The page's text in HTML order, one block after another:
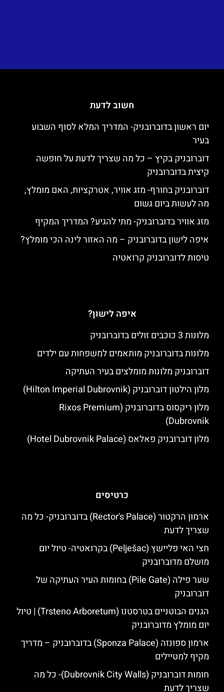
חשוב לדעת
יום ראשון בדוברובניק- המדריך המלא לסוף השבוע
בעיר
דוברובניק בקיץ – כל מה שצריך לדעת על חופשה
קיצית בדוברובניק
דוברובניק בחורף- מזג אוויר, אטרקציות, האם מומלץ,
מה לעשות ביום גשום
מזג אוויר בדוברובניק- מתי להגיע? המדריך המקיף
איפה לישון בדוברובניק – מה האזור לינה הכי מומלץ?
טיסות לדוברובניק קרואטיה
איפה לישון?
מלונות 3 כוכבים זולים בדוברובניק
מלונות בדוברובניק מותאמים למשפחות עם ילדים
דוברובניק מלונות מומלצים בעיר העתיקה
מלון הילטון דוברובניק (Hilton Imperial Dubrovnik)
מלון ריקסוס בדוברובניק (Rixos Premium
Dubrovnik)
מלון דוברובניק פאלאס (Hotel Dubrovnik Palace)
כרטיסים
ארמון הרקטור (Rector's Palace) בדוברובניק- כל מה
שצריך לדעת
חצי האי פליישץ (Pelješac) בקרואטיה- טיול יום
מושלם מדוברובניק
שער פילה (Pile Gate) בחומות העיר העתיקה של
דוברובניק
הגנים הבוטניים בטרסטנו (Trsteno Arboretum) | טיול
יום מומלץ מדוברובניק
ארמון ספונזה (Sponza Palace) בדוברובניק – מדריך
מקיף למטיילים
חומות דוברובניק (Dubrovnik City Walls)- כל מה
שצריך לדעת